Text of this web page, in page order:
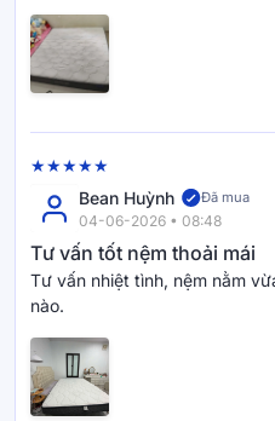
Bean Huỳnh Đã mua
04-06-2026 • 08:48
Tư vấn tốt nệm thoải mái
Tư vấn nhiệt tình, nệm nằm
nào.